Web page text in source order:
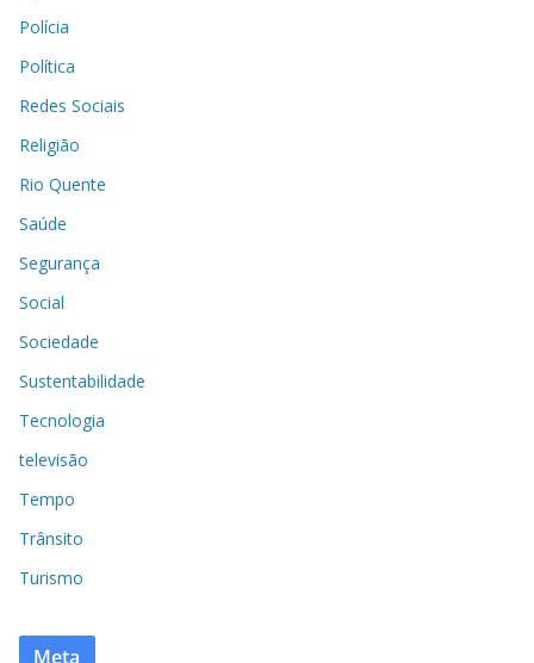
Polícia
Política
Redes Sociais
Religião
Rio Quente
Saúde
Segurança
Social
Sociedade
Sustentabilidade
Tecnologia
televisão
Tempo
Trânsito
Turismo
Meta